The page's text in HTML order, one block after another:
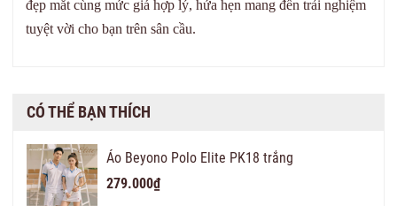
đẹp mắt cùng mức giá hợp lý, hứa hẹn mang đến trải nghiệm
tuyệt vời cho bạn trên sân cầu.
CÓ THỂ BẠN THÍCH
Áo Beyono Polo Elite PK18 trắng
279.000₫